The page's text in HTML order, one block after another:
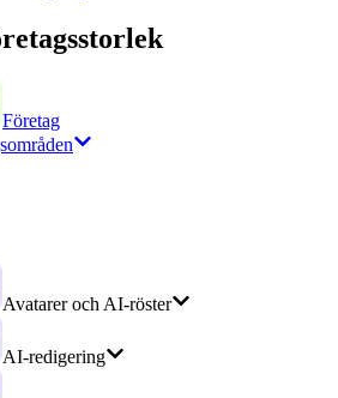
Företag
Avatarer och AI-röster
AI-redigering